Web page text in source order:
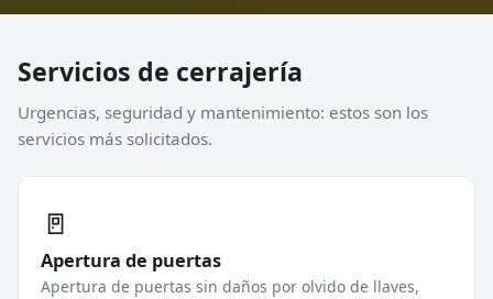
Servicios de cerrajería
Urgencias, seguridad y mantenimiento: estos son los
servicios más solicitados.
🚪
Apertura de puertas
Apertura de puertas sin daños por olvido de llaves,